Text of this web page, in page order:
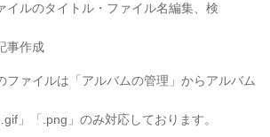
イルのタイトル・ファイル名編集、検
事作成
ァイルは「アルバムの管理」からアルバム
」「.png」のみ対応しております。